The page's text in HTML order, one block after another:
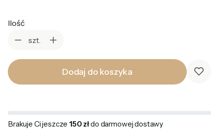
Ilość
szt.
Dodaj do koszyka
Brakuje Ci jeszcze 150 złdo darmowej dostawy